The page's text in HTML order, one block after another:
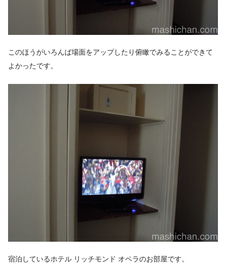
このほうがいろんば場面をアップしたり俯瞰でみることができて
よかったです。
宿泊しているホテル リッチモンド オペラのお部屋です。